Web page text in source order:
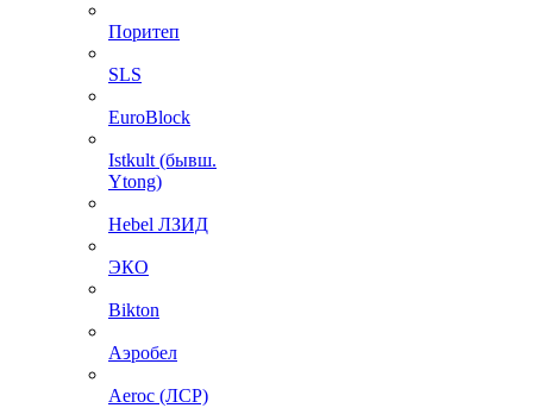
Поритеп
SLS
EuroBlock
Istkult (бывш.
Ytong)
Hebel ЛЗИД
ЭКО
Bikton
Аэробел
Aeroc (ЛСР)